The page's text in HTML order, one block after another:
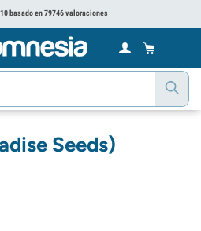
basado en 79746 valoraciones
Seeds)